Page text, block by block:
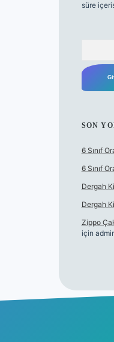
süre
SON
6 Sınıf
6 Sınıf
Dergah
Dergah
Zippo
için